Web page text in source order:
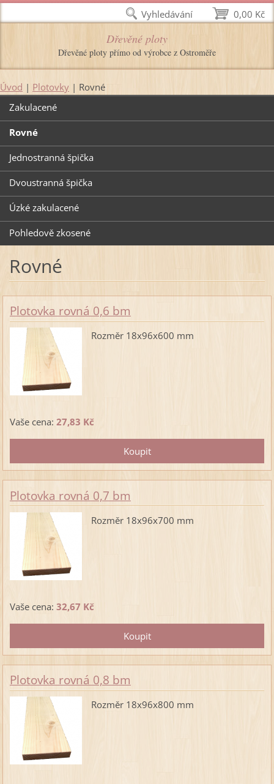
Dřevěné ploty
Dřevěné ploty přímo od výrobce z Ostroměře
Úvod | Plotovky | Rovné
Zakulacené
Rovné
Jednostranná špička
Dvoustranná špička
Úzké zakulacené
Pohledově zkosené
Rovné
Plotovka rovná 0,6 bm
Rozměr 18x96x600 mm
Vaše cena: 27,83 Kč
Plotovka rovná 0,7 bm
Rozměr 18x96x700 mm
Vaše cena: 32,67 Kč
Plotovka rovná 0,8 bm
Rozměr 18x96x800 mm
0,00 Kč
Vyhledávání